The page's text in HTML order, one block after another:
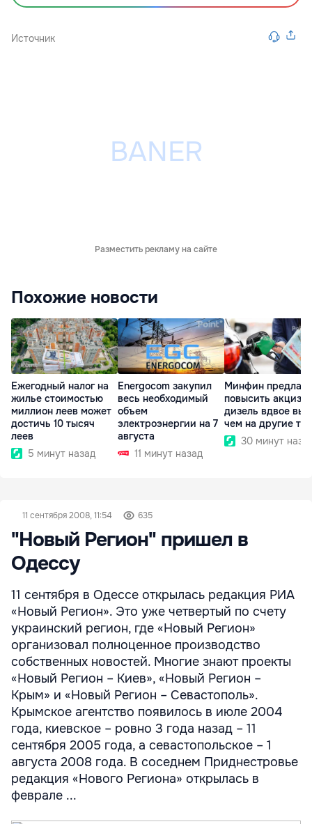
Источник
Разместить рекламу на сайте
Похожие новости
Ежегодный налог на
жилье стоимостью
миллион леев может
достичь 10 тысяч
леев
5 минут назад
Energocom закупил
весь необходимый
объем
электроэнергии на 7
августа
11 минут назад
Минфин
повысить акциз
дизель вдвое
чем на другие
30 минут
11 сентября 2008, 11:54 635
"Новый Регион" пришел в
Одессу
11 сентября в Одессе открылась редакция РИА
«Новый Регион». Это уже четвертый по счету
украинский регион, где «Новый Регион»
организовал полноценное производство
собственных новостей. Многие знают проекты
«Новый Регион – Киев», «Новый Регион –
Крым» и «Новый Регион – Севастополь».
Крымское агентство появилось в июле 2004
года, киевское – ровно 3 года назад – 11
сентября 2005 года, а севастопольское – 1
августа 2008 года. В соседнем Приднестровье
редакция «Нового Региона» открылась в
феврале ...